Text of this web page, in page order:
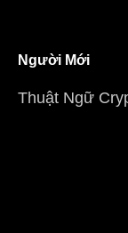
Người Mới
Thuật Ngữ